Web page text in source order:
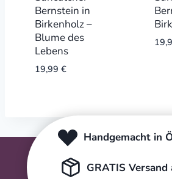
Bernstein in
Birkenholz –
Blume des
Lebens
19,99 €
Handgemacht in
GRATIS Versand